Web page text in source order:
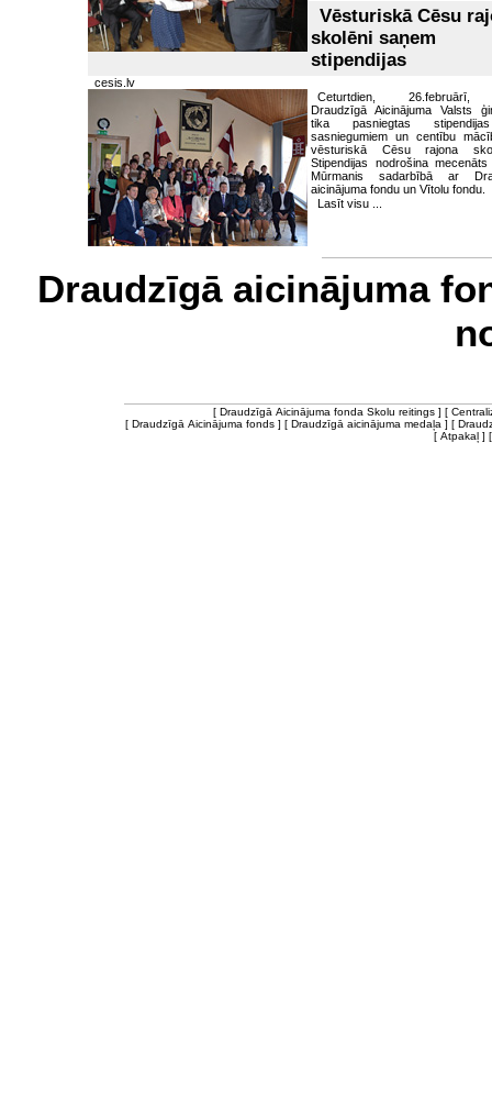
Vēsturiskā Cēsu
skolēni saņem
stipendijas
cesis.lv
Ceturtdien, 26.februārī,
Draudzīgā Aicinājuma Valsts
tika pasniegtas
sasniegumiem un centību
vēsturiskā Cēsu rajona
Stipendijas nodrošina
Mūrmanis sadarbībā ar
aicinājuma fondu un Vītolu fondu.
Lasīt visu ...
Draudzīgā aicinājuma
[ Draudzīgā Aicinājuma fonda Skolu reitings] [
[ Draudzīgā Aicinājuma fonds] [ Draudzīgā aicinājuma medaļa ] [
[ Atpakaļ ]